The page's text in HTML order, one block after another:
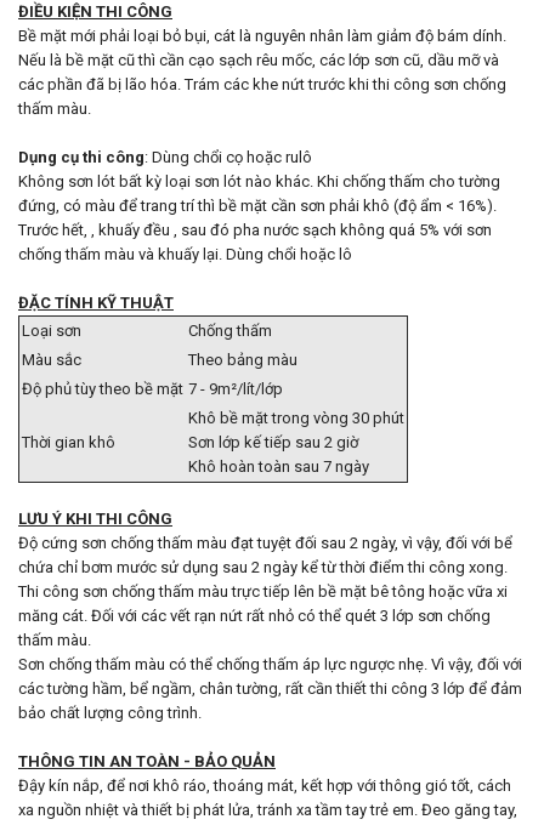
ĐIỀU KIỆN THI CÔNG
Bề mặt mới phải loại bỏ bụi, cát là nguyên nhân làm giảm độ bám dính.
Nếu là bề mặt cũ thì cần cạo sạch rêu mốc, các lớp sơn cũ, dầu mỡ và
các phần đã bị lão hóa. Trám các khe nứt trước khi thi công sơn chống
thấm màu.
Dụng cụ thi công: Dùng chổi cọ hoặc rulô
Không sơn lót bất kỳ loại sơn lót nào khác. Khi chống thấm cho tường
đứng, có màu để trang trí thì bề mặt cần sơn phải khô (độ ẩm < 16%).
Trước hết, , khuấy đều , sau đó pha nước sạch không quá 5% với sơn
chống thấm màu và khuấy lại. Dùng chổi hoặc lô
ĐẶC TÍNH KỸ THUẬT
Loại sơn
Chống thấm
Màu sắc
Theo bảng màu
Độ phủ tùy theo bề mặt 7 - 9m²/lít/lớp
Thời gian khô
Khô bề mặt trong vòng 30 phút
Sơn lớp kế tiếp sau 2 giờ
Khô hoàn toàn sau 7 ngày
LƯU Ý KHI THI CÔNG
Độ cứng sơn chống thấm màu đạt tuyệt đối sau 2 ngày, vì vậy, đối với bể
chứa chỉ bơm mước sử dụng sau 2 ngày kể từ thời điểm thi công xong.
Thi công sơn chống thấm màu trực tiếp lên bề mặt bê tông hoặc vữa xi
măng cát. Đối với các vết rạn nứt rất nhỏ có thể quét 3 lớp sơn chống
thấm màu.
Sơn chống thấm màu có thể chống thấm áp lực ngược nhẹ. Vì vậy, đối với
các tường hầm, bể ngầm, chân tường, rất cần thiết thi công 3 lớp để đảm
bảo chất lượng công trình.
THÔNG TIN AN TOÀN - BẢO QUẢN
Đậy kín nắp, để nơi khô ráo, thoáng mát, kết hợp với thông gió tốt, cách
xa nguồn nhiệt và thiết bị phát lửa, tránh xa tầm tay trẻ em. Đeo găng tay,